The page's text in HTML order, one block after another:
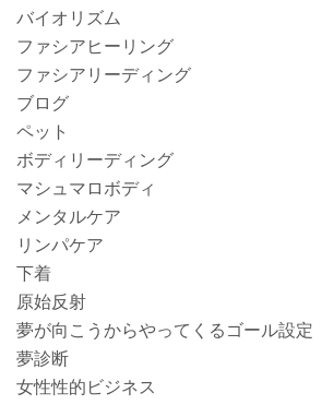
バイオリズム
ファシアヒーリング
ファシアリーディング
ブログ
ペット
ボディリーディング
マシュマロボディ
メンタルケア
リンパケア
下着
原始反射
夢が向こうからやってくるゴール設定
夢診断
女性性的ビジネス